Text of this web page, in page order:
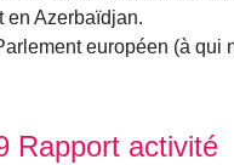
en Azerbaïdjan.
européen (à qui
Rapport activité